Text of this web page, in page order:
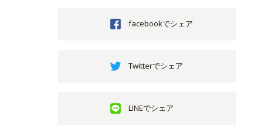
facebookでシェア
Twitterでシェア
LINEでシェア